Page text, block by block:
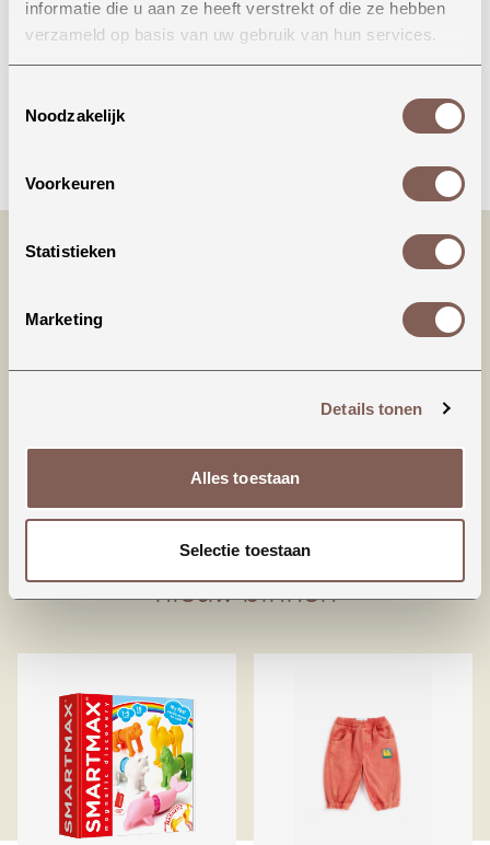
informatie die u aan ze heeft verstrekt of die ze hebben
verzameld op basis van uw gebruik van hun services.
Noodzakelijk
Voorkeuren
Statistieken
Marketing
Details tonen
Alles toestaan
Selectie toestaan
Onze winkel in Uden
Bekijk openingstijden
Productinformatie
95% Biologisch katoen
5% Elastaan
nieuw binnen